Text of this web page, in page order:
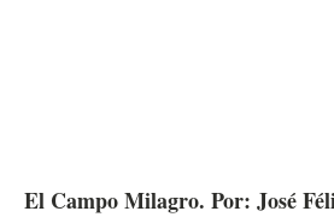
El Campo Milagro. Por: José